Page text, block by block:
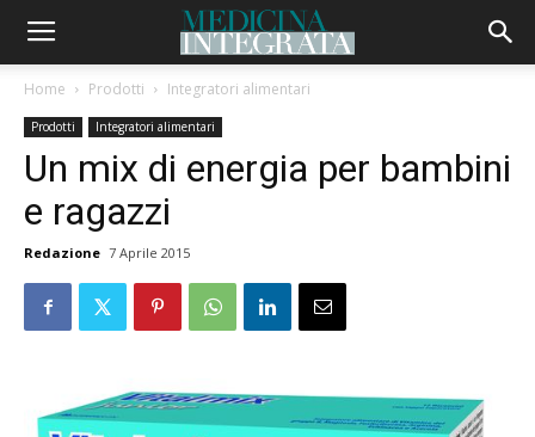
Home Prodotti Integratori alimentari
Prodotti Integratori alimentari
Un mix di energia per bambini
e ragazzi
Redazione 7 Aprile 2015